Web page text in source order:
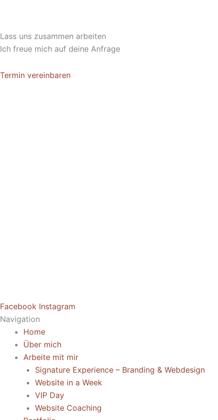
Lass uns zusammen arbeiten
Ich freue mich auf deine Anfrage
Termin vereinbaren
Facebook Instagram
Navigation
Home
Über mich
Arbeite mit mir
Signature Experience – Branding & Webdesign
Website in a Week
VIP Day
Website Coaching